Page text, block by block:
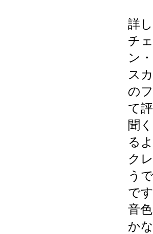
詳
チ
ン
ス
の
て
聞
る
ク
う
で
音
か